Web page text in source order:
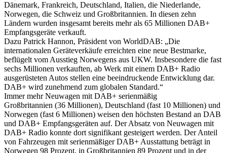
Dänemark, Frankreich, Deutschland, Italien, die Niederlande,
Norwegen, die Schweiz und Großbritannien. In diesen zehn
Ländern wurden insgesamt bereits mehr als 65 Millionen DAB+
Empfangsgeräte verkauft.
Dazu Patrick Hannon, Präsident von WorldDAB: „Die
internationalen Geräteverkäufe erreichten eine neue Bestmarke,
beflügelt vom Ausstieg Norwegens aus UKW. Insbesondere die fast
sechs Millionen verkauften, ab Werk mit einem DAB+ Radio
ausgerüsteten Autos stellen eine beeindruckende Entwicklung dar.
DAB+ wird zunehmend zum globalen Standard.“
Immer mehr Neuwagen mit DAB+ serienmäßig
Großbritannien (36 Millionen), Deutschland (fast 10 Millionen) und
Norwegen (fast 6 Millionen) weisen den höchsten Bestand an DAB
und DAB+ Empfangsgeräten auf. Der Absatz von Neuwagen mit
DAB+ Radio konnte dort signifikant gesteigert werden. Der Anteil
von Fahrzeugen mit serienmäßiger DAB+ Ausstattung beträgt in
Norwegen 98 Prozent, in Großbritannien 89 Prozent und in der